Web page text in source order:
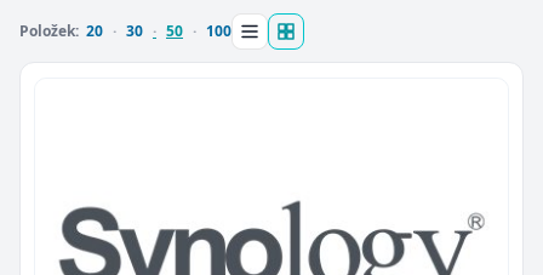
Položek: 20 30 50 100